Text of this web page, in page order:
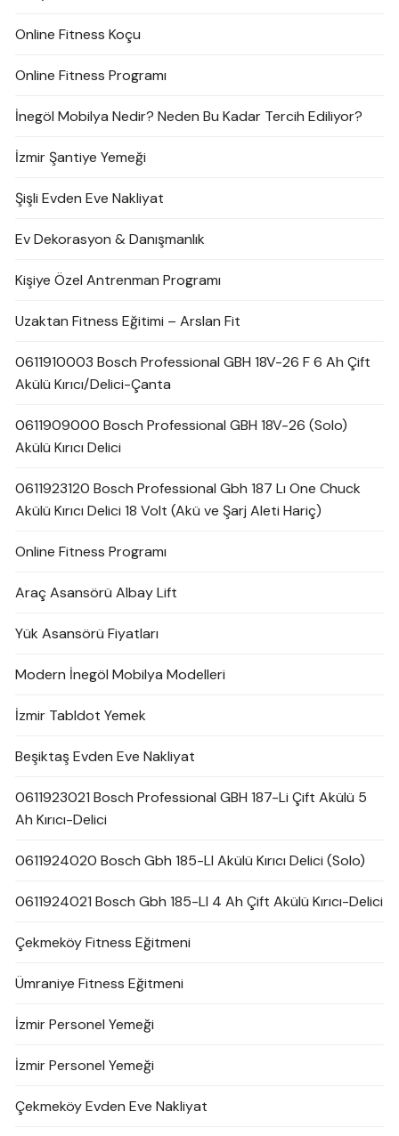
Online Fitness Koçu
Online Fitness Programı
İnegöl Mobilya Nedir? Neden Bu Kadar Tercih Ediliyor?
İzmir Şantiye Yemeği
Şişli Evden Eve Nakliyat
Ev Dekorasyon & Danışmanlık
Kişiye Özel Antrenman Programı
Uzaktan Fitness Eğitimi – Arslan Fit
0611910003 Bosch Professional GBH 18V-26 F 6 Ah Çift
Akülü Kırıcı/Delici-Çanta
0611909000 Bosch Professional GBH 18V-26 (Solo)
Akülü Kırıcı Delici
0611923120 Bosch Professional Gbh 187 Lı One Chuck
Akülü Kırıcı Delici 18 Volt (Akü ve Şarj Aleti Hariç)
Online Fitness Programı
Araç Asansörü Albay Lift
Yük Asansörü Fiyatları
Modern İnegöl Mobilya Modelleri
İzmir Tabldot Yemek
Beşiktaş Evden Eve Nakliyat
0611923021 Bosch Professional GBH 187-Li Çift Akülü 5
Ah Kırıcı-Delici
0611924020 Bosch Gbh 185-LI Akülü Kırıcı Delici (Solo)
0611924021 Bosch Gbh 185-LI 4 Ah Çift Akülü Kırıcı-Delici
Çekmeköy Fitness Eğitmeni
Ümraniye Fitness Eğitmeni
İzmir Personel Yemeği
İzmir Personel Yemeği
Çekmeköy Evden Eve Nakliyat